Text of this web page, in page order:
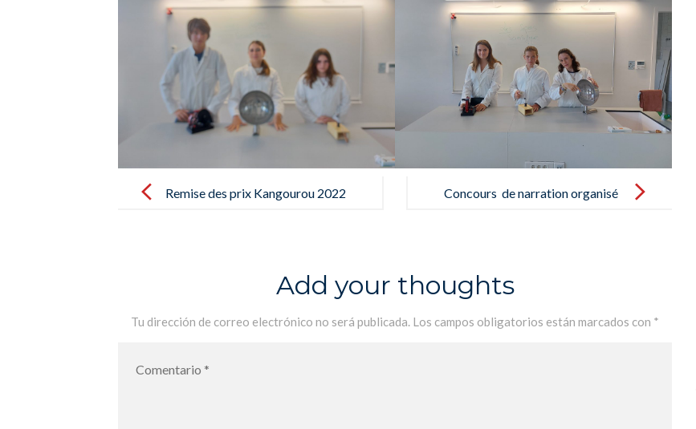
navigationRemise des prix Kangourou 2022
Concours de narration organisé
França a la vall de Sóller
Add your thoughts
Tu dirección de correo electrónico no será publicada. Los campos obligatorios están marcados con *